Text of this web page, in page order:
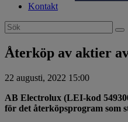
Kontakt
Search
for:
Återköp av aktier
22 augusti, 2022 15:00
AB Electrolux (LEI-kod
för det återköpsprogram som